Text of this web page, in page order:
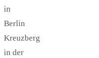
in
Berlin
Kreuzberg
in der